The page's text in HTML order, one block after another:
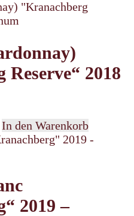
2018
In den Warenkorb
2019 –